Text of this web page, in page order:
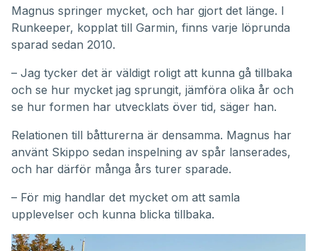
Magnus springer mycket, och har gjort det länge. I
Runkeeper, kopplat till Garmin, finns varje löprunda
sparad sedan 2010.
– Jag tycker det är väldigt roligt att kunna gå tillbaka
och se hur mycket jag sprungit, jämföra olika år och
se hur formen har utvecklats över tid, säger han.
Relationen till båtturerna är densamma. Magnus har
använt Skippo sedan inspelning av spår lanserades,
och har därför många års turer sparade.
– För mig handlar det mycket om att samla
upplevelser och kunna blicka tillbaka.